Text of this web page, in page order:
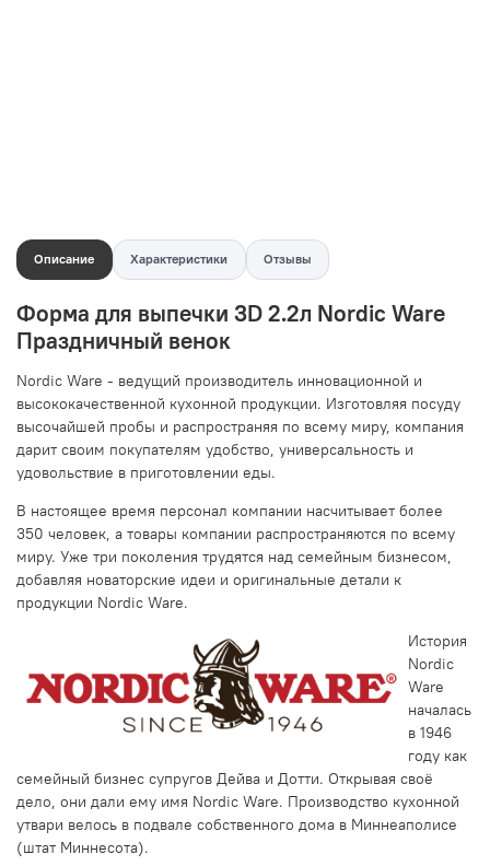
Описание Характеристики Отзывы
Форма для выпечки 3D 2.2л Nordic Ware
Праздничный венок
Nordic Ware - ведущий производитель инновационной и
высококачественной кухонной продукции. Изготовляя посуду
высочайшей пробы и распространяя по всему миру, компания
дарит своим покупателям удобство, универсальность и
удовольствие в приготовлении еды.
В настоящее время персонал компании насчитывает более
350 человек, а товары компании распространяются по всему
миру. Уже три поколения трудятся над семейным бизнесом,
добавляя новаторские идеи и оригинальные детали к
продукции Nordic Ware.
История
Nordic
Ware
началась
в 1946
году как
семейный бизнес супругов Дейва и Дотти. Открывая своё
дело, они дали ему имя Nordic Ware. Производство кухонной
утвари велось в подвале собственного дома в Миннеаполисе
(штат Миннесота).